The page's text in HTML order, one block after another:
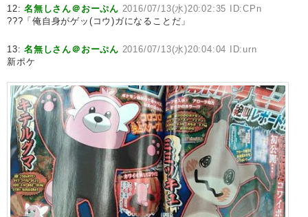
12:名無しさん＠おーぷん 2016/07/13(水)20:02:35 ID:CPn
???「俺自身がゲッ(コウ)ガになることだ」
13:名無しさん＠おーぷん 2016/07/13(水)20:04:04 ID:urn
新ポケ